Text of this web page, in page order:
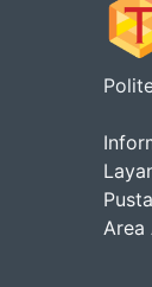
Area